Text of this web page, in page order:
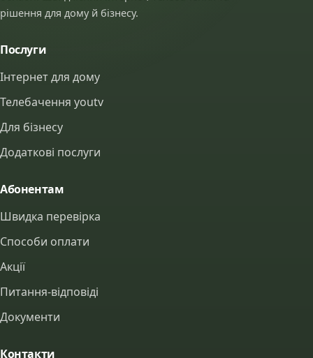
рішення для дому й бізнесу.
Послуги
Інтернет для дому
Телебачення youtv
Для бізнесу
Додаткові послуги
Абонентам
Швидка перевірка
Способи оплати
Акції
Питання-відповіді
Документи
Контакти